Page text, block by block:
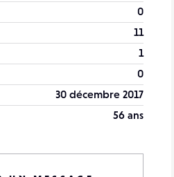
0
11
1
0
30 décembre 2017
56 ans